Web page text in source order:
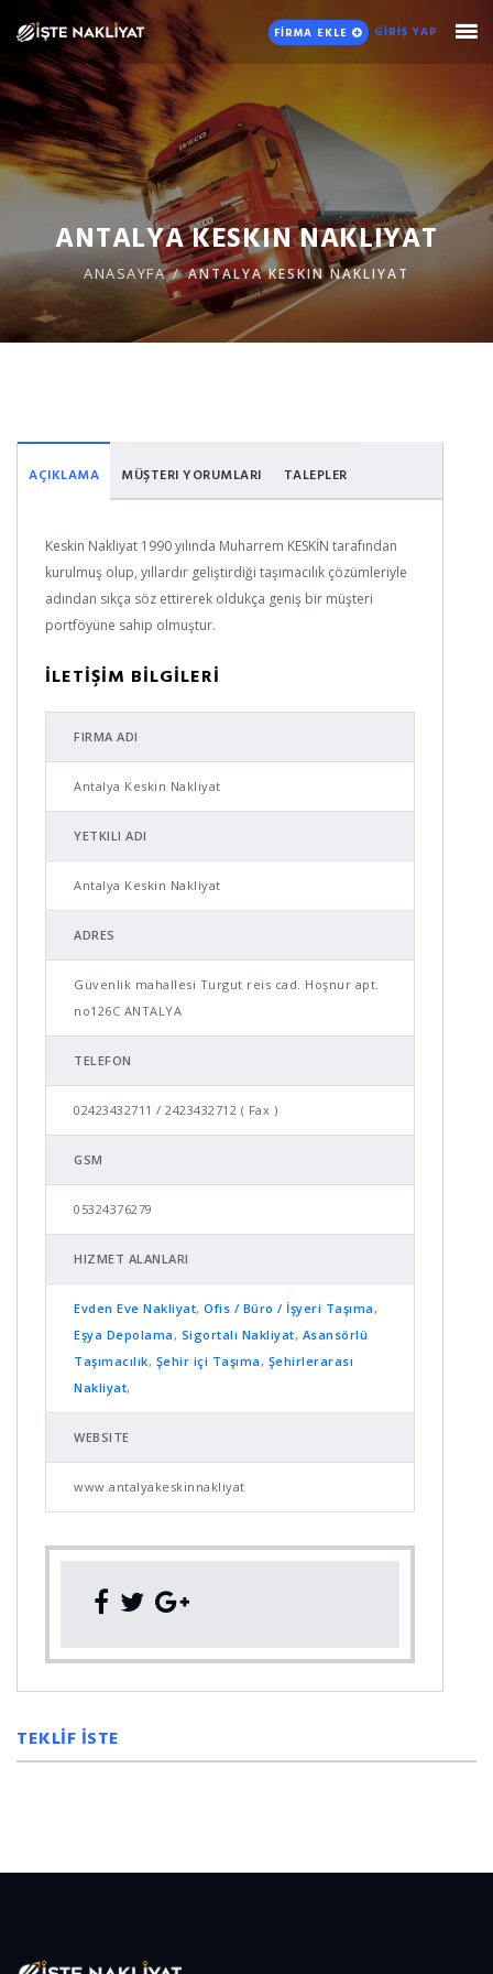
FİRMA EKLE GİRİŞ YAP
ANTALYA KESKIN NAKLIYAT
ANASAYFA ANTALYA KESKIN NAKLIYAT
AÇIKLAMA MÜŞTERI YORUMLARI TALEPLER
Keskin Nakliyat 1990 yılında Muharrem KESKİN tarafından
kurulmuş olup, yıllardır geliştirdiği taşımacılık çözümleriyle
adından sıkça söz ettirerek oldukça geniş bir müşteri
portföyüne sahip olmuştur.
İLETİŞİM BİLGİLERİ
FIRMA ADI
Antalya Keskin Nakliyat
YETKILI ADI
Antalya Keskin Nakliyat
ADRES
Güvenlik mahallesi Turgut reis cad. Hoşnur apt.
no126C ANTALYA
TELEFON
02423432711 / 2423432712 ( Fax )
GSM
05324376279
HIZMET ALANLARI
Evden Eve Nakliyat, Ofis / Büro / İşyeri Taşıma,
Eşya Depolama, Sigortalı Nakliyat, Asansörlü
Taşımacılık, Şehir içi Taşıma, Şehirlerarası
Nakliyat,
WEBSITE
www.antalyakeskinnakliyat
TEKLİF İSTE